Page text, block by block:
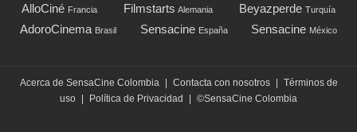
AlloCiné Francia Filmstarts Alemania Beyazperde Turquía
AdoroCinema Brasil Sensacine España Sensacine México
Acerca de SensaCine Colombia | Contacta con nosotros | Términos de
uso | Política de Privacidad | ©SensaCine Colombia